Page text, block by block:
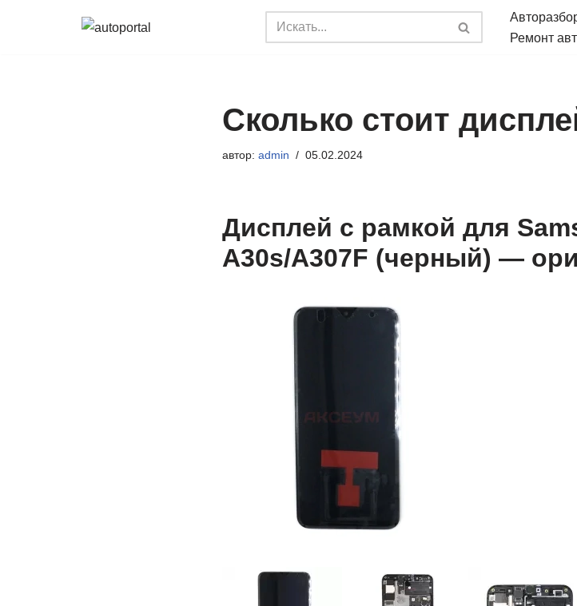
Ремонт
Сколько стоит
автор: admin 05.02.2024
Дисплей с рамкой для
A30s/A307F (черный) —